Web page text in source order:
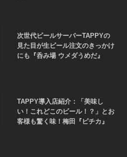
次世代ビールサーバーTAPPYの
見た目が生ビール注文のきっかけ
にも『呑み場 ウメダうめだ』
TAPPY導入店紹介：「美味し
い！これどこのビール！？」とお
客様も驚く味！梅田『ピチカ』